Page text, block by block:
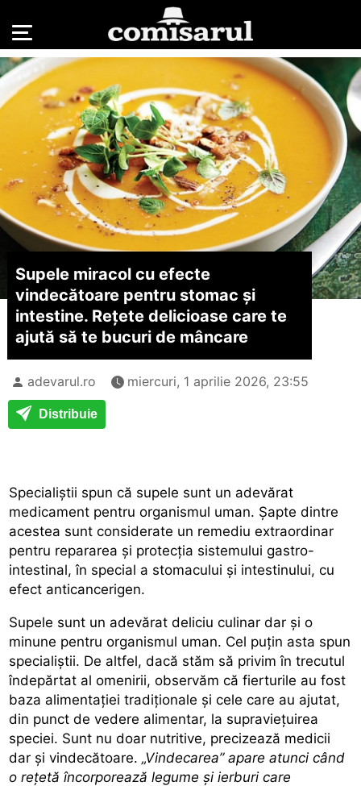
Supele miracol cu efecte
vindecătoare pentru stomac și
intestine. Rețete delicioase care te
ajută să te bucuri de mâncare
adevarul.ro miercuri, 1 aprilie 2026, 23:55
Distribuie
Specialiștii spun că supele sunt un adevărat
medicament pentru organismul uman. Șapte dintre
acestea sunt considerate un remediu extraordinar
pentru repararea și protecția sistemului gastro-
intestinal, în special a stomacului și intestinului, cu
efect anticancerigen.
Supele sunt un adevărat deliciu culinar dar și o
minune pentru organismul uman. Cel puțin asta spun
specialiștii. De altfel, dacă stăm să privim în trecutul
îndepărtat al omenirii, observăm că fierturile au fost
baza alimentației tradiționale și cele care au ajutat,
din punct de vedere alimentar, la supraviețuirea
speciei. Sunt nu doar nutritive, precizează medicii
dar și vindecătoare.„Vindecarea” apare atunci când
o rețetă încorporează legume și ierburi care